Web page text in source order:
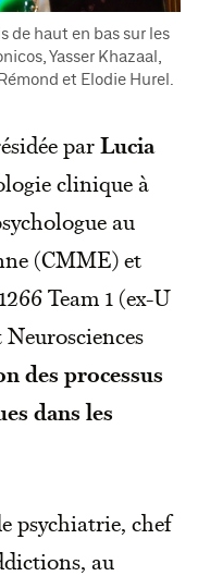
de haut en bas sur les
Yasser Khazaal,
et Elodie Hurel.
parLucia
clinique à
au
(CMME) et
Team 1 (ex-U
des processus
dans les
psychiatrie, chef
au